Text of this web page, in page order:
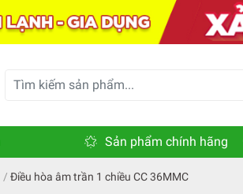
Sản phẩm chính hãng
/ Điều hòa âm trần 1 chiều CC 36MMC